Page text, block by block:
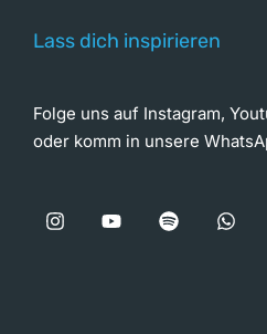
Lass dich inspirieren
Folge uns auf Instagram,
oder komm in unsere